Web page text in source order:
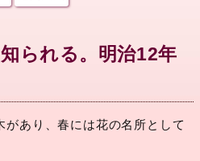
られる。明治12年
あり、春には花の名所として